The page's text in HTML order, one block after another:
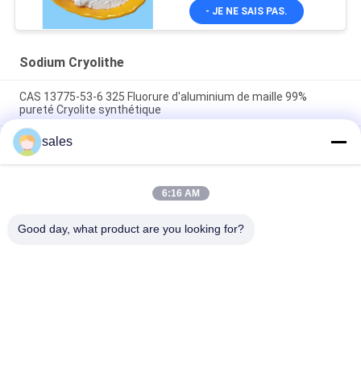
- JE NE SAIS PAS.
Sodium Cryolithe
CAS 13775-53-6 325 Fluorure d'aluminium de maille 99%
pureté Cryolite synthétique
Plus de catégorie 1000 industrielle de Mesh Sodium Cryolite
CAS 13775-53-6
Poids moléculaire 209,94 Cryolite de sodium Composé
chimique Insoluble dans l'eau Idéal pour les procédés de
sales
6:16 AM
Good day, what product are you looking for?